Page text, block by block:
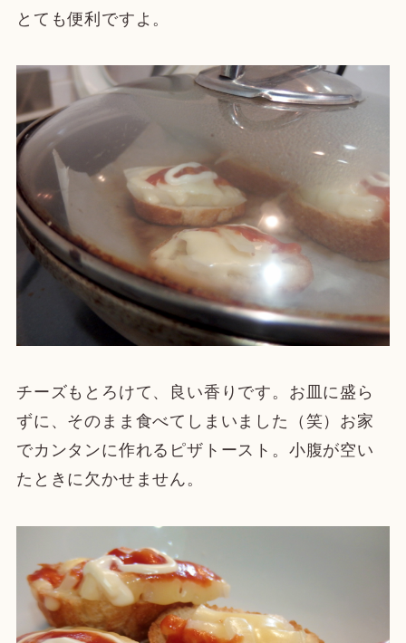
とても便利ですよ。
チーズもとろけて、良い香りです。お皿に盛ら
ずに、そのまま食べてしまいました（笑）お家
でカンタンに作れるピザトースト。小腹が空い
たときに欠かせません。